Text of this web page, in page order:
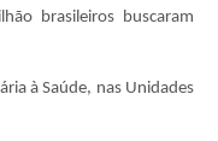
brasileiros buscaram
à Saúde, nas Unidades